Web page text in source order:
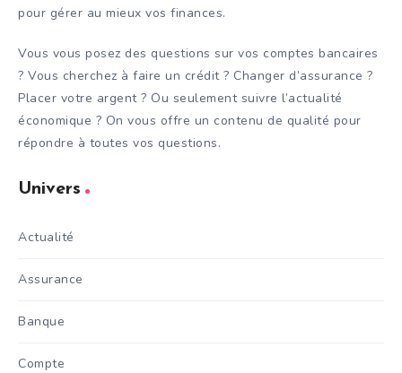
pour gérer au mieux vos finances.
Vous vous posez des questions sur vos comptes bancaires
? Vous cherchez à faire un crédit ? Changer d’assurance ?
Placer votre argent ? Ou seulement suivre l’actualité
économique ? On vous offre un contenu de qualité pour
répondre à toutes vos questions.
Univers
Actualité
Assurance
Banque
Compte